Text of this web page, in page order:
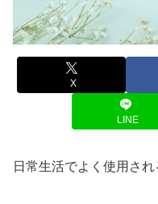
X
LINE
日常生活でよく使用さ